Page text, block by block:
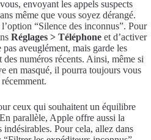
envoyant les appels suspects
même que vous soyez dérangé.
“Silence des inconnus”. Pour
Réglages > Téléphone et d’activer
aveuglément, mais garde les
numéros récents. Ainsi, même si
en masqué, il pourra toujours vous
ceux qui souhaitent un équilibre
parallèle, Apple offre aussi la
Pour cela, allez dans